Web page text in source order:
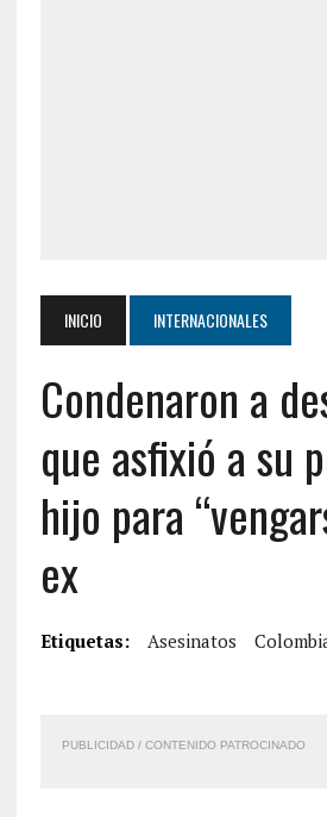
INICIO INTERNACIONALES
Condenaron a
que asfixió a su
hijo para
ex
Etiquetas: Asesinatos
PUBLICIDAD / CONTENIDO PATROCINADO